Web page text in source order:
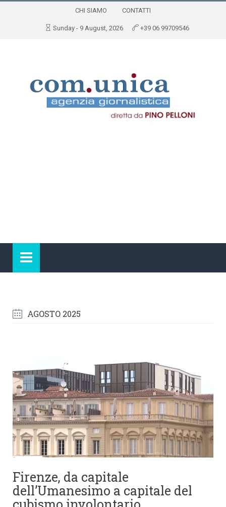
CHI SIAMO CONTATTI
Sunday - 9 August, 2026 +39 06 99709546
AGOSTO 2025
Firenze, da capitale
dell’Umanesimo a capitale del